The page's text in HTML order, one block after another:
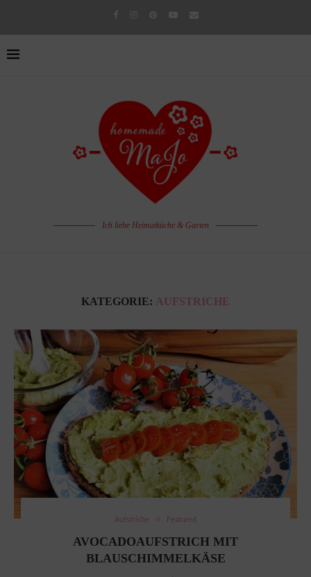
Ich liebe Heimatküche & Garten
KATEGORIE: AUFSTRICHE
Aufstriche Featured
AVOCADOAUFSTRICH MIT
BLAUSCHIMMELKÄSE